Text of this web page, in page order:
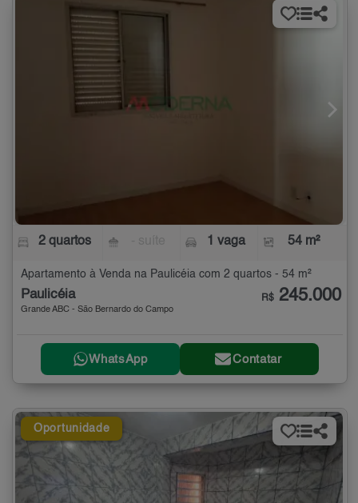
2 quartos 1 vaga 54 m²
Apartamento à Venda na Paulicéia com 2 quartos - 54 m²
Paulicéia
Grande ABC - São Bernardo do Campo
R$ 245.000
WhatsApp Contatar
Oportunidade